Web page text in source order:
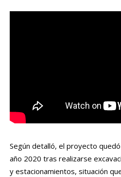
Según detalló, el proyecto
año 2020 tras realizarse
y estacionamientos, situación